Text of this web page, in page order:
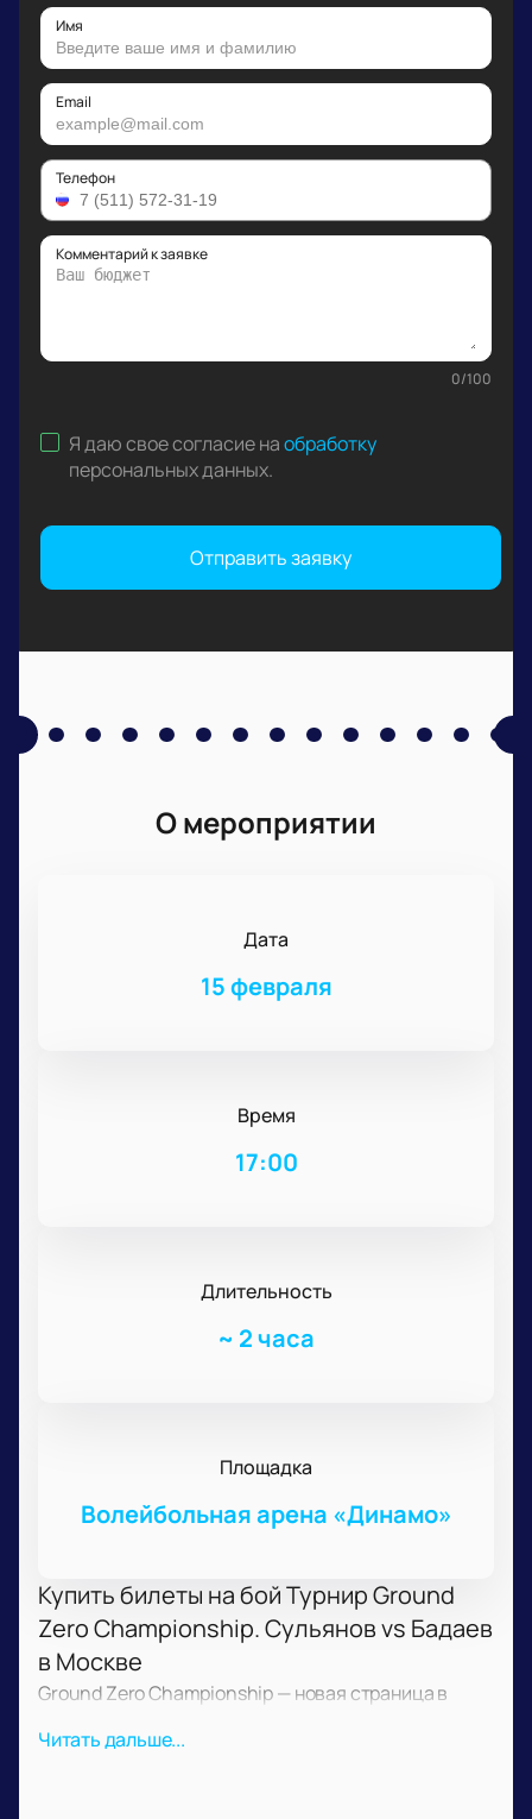
Имя
Email
Телефон
Комментарий к заявке
0/100
Я даю свое согласие наобработку
персональных данных.
Отправить заявку
О мероприятии
Дата
15 февраля
Время
17:00
Длительность
~ 2 часа
Площадка
Волейбольная арена «Динамо»
Купить билеты на бой Турнир Ground
Zero Championship. Сульянов vs Бадаев
в Москве
Ground Zero Championship — новая страница в
Ground Zero Championship. Сульянов vs Бадаев —
Читать дальше...